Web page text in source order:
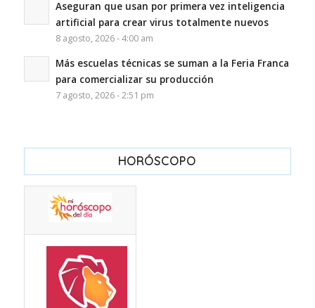
Aseguran que usan por primera vez inteligencia
artificial para crear virus totalmente nuevos
8 agosto, 2026 - 4:00 am
Más escuelas técnicas se suman a la Feria Franca
para comercializar su producción
7 agosto, 2026 - 2:51 pm
HORÓSCOPO